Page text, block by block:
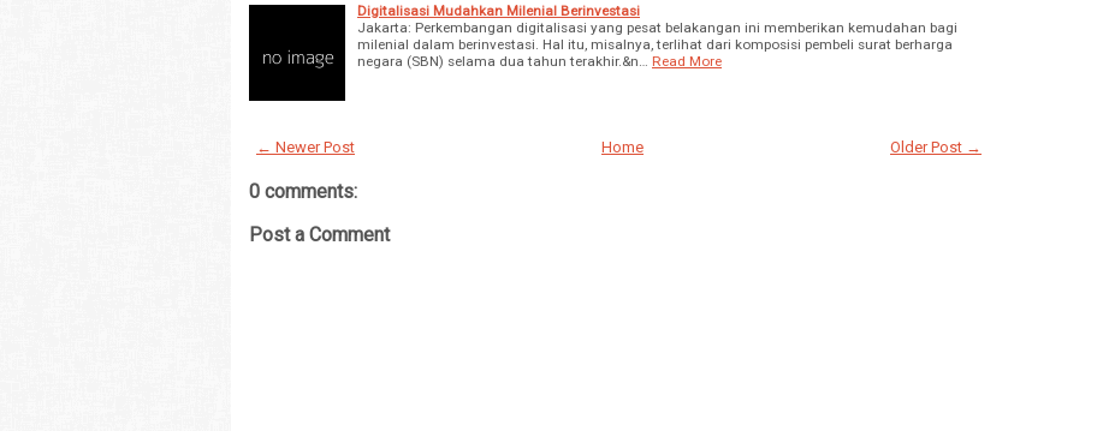
Digitalisasi Mudahkan Milenial Berinvestasi
Jakarta: Perkembangan digitalisasi yang pesat belakangan ini memberikan kemudahan bagi
milenial dalam berinvestasi. Hal itu, misalnya, terlihat dari komposisi pembeli surat berharga
negara (SBN) selama dua tahun terakhir.&n…
Read More
← Newer Post Older Post →
Home
0 comments:
Post a Comment